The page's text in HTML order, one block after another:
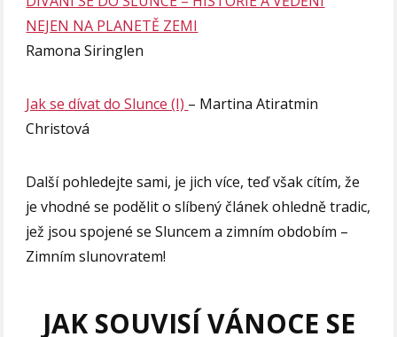
NEJEN NA PLANETĚ ZEMI
Ramona Siringlen
Jak se dívat do Slunce (I) – Martina Atiratmin
Christová
Další pohledejte sami, je jich více, teď však cítím, že
je vhodné se podělit o slíbený článek ohledně tradic,
jež jsou spojené se Sluncem a zimním obdobím –
Zimním slunovratem!
JAK SOUVISÍ VÁNOCE SE